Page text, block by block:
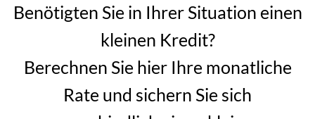
Benötigten Sie in Ihrer Situation einen
kleinen Kredit?
Berechnen Sie hier Ihre monatliche
Rate und sichern Sie sich